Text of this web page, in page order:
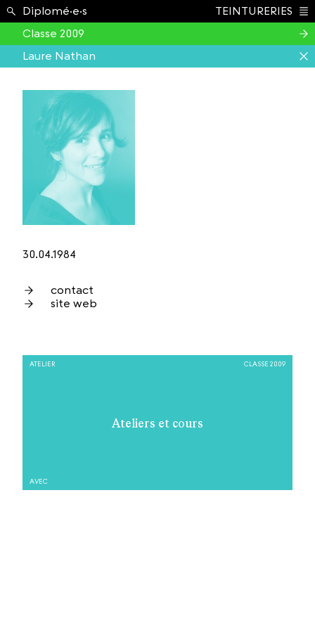
Étudiant.e.s ›
Diplomé·e·s
TEINTURERIES
Classe 2009
Laure Nathan
30.04.1984
contact
site web
Ateliers et cours
ATELIER CLASSE 2009
AVEC